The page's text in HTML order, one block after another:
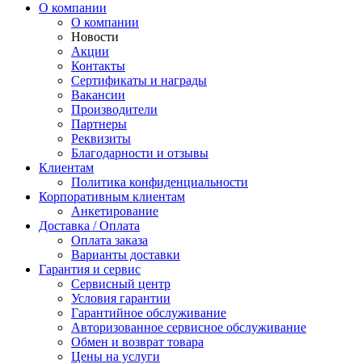
О компании
О компании
Новости
Акции
Контакты
Сертификаты и награды
Вакансии
Производители
Партнеры
Реквизиты
Благодарности и отзывы
Клиентам
Политика конфиденциальности
Корпоративным клиентам
Анкетирование
Доставка / Оплата
Оплата заказа
Варианты доставки
Гарантия и сервис
Сервисный центр
Условия гарантии
Гарантийное обслуживание
Авторизованное сервисное обслуживание
Обмен и возврат товара
Цены на услуги